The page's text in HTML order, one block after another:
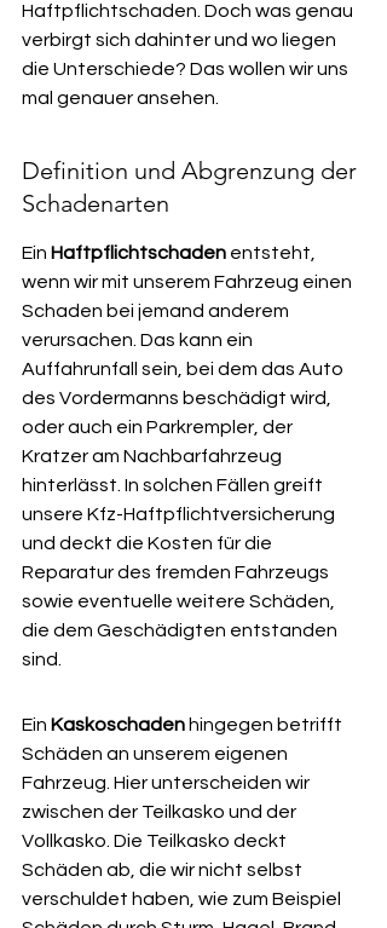
Haftpflichtschaden. Doch was genau
verbirgt sich dahinter und wo liegen
die Unterschiede? Das wollen wir uns
mal genauer ansehen.
Definition und Abgrenzung der
Schadenarten
Ein Haftpflichtschaden entsteht,
wenn wir mit unserem Fahrzeug einen
Schaden bei jemand anderem
verursachen. Das kann ein
Auffahrunfall sein, bei dem das Auto
des Vordermanns beschädigt wird,
oder auch ein Parkrempler, der
Kratzer am Nachbarfahrzeug
hinterlässt. In solchen Fällen greift
unsere Kfz-Haftpflichtversicherung
und deckt die Kosten für die
Reparatur des fremden Fahrzeugs
sowie eventuelle weitere Schäden,
die dem Geschädigten entstanden
sind.
Ein Kaskoschaden hingegen betrifft
Schäden an unserem eigenen
Fahrzeug. Hier unterscheiden wir
zwischen der Teilkasko und der
Vollkasko. Die Teilkasko deckt
Schäden ab, die wir nicht selbst
verschuldet haben, wie zum Beispiel